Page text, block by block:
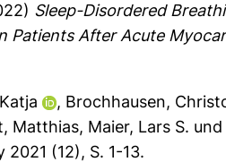
Sleep-Disordered
Patients After Acute
, Brochhausen,
Matthias, Maier, Lars S.
(12), S. 1-13.